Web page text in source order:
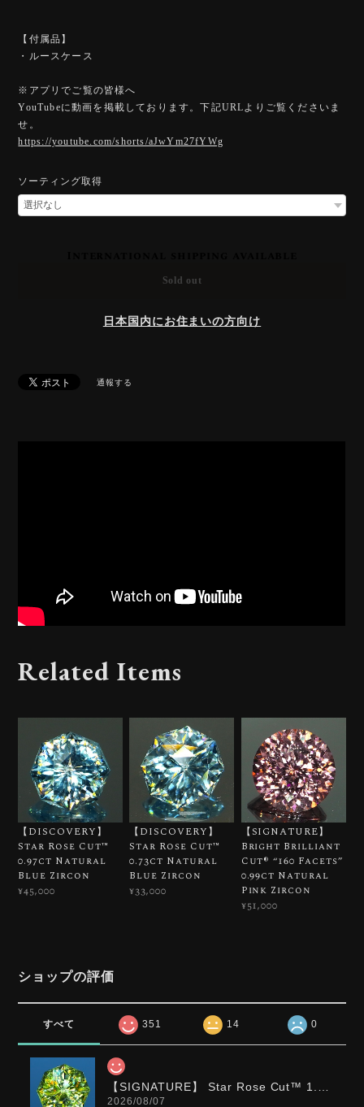
【付属品】
・ルースケース
※アプリでご覧の皆様へ
YouTubeに動画を掲載しております。下記URLよりご覧くださいま
せ。
https://youtube.com/shorts/aJwYm27fYWg
ソーティング取得
Sold out
日本国内にお住まいの方向け
通報する
Related Items
【DISCOVERY】
Star Rose Cut™️
0.97ct Natural
Blue Zircon
¥45,000
【DISCOVERY】
Star Rose Cut™️
0.73ct Natural
Blue Zircon
¥33,000
【SIGNATURE】
Bright Brilliant
Cut®︎ “160 Facets”
0.99ct Natural
Pink Zircon
¥51,000
ショップの評価
すべて 351 14 0
【SIGNATURE】 Star Rose Cut™️ 1.0ct Natural Green Sphene
2026/08/07